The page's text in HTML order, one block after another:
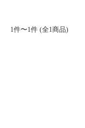
1件〜1件 (全1商品)